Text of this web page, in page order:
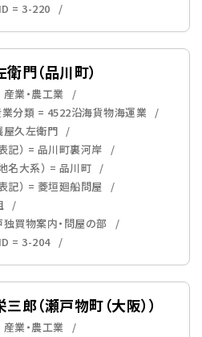
= 3-220
門（品川町）
業・農工業
分類 = 4522沿海貨物海運業
屋久左衛門
記） = 品川町裏河岸
名大系） = 品川町
記） = 菱垣廻船問屋
買物案内・問屋の部
= 3-204
郎（瀬戸物町（大阪））
業・農工業